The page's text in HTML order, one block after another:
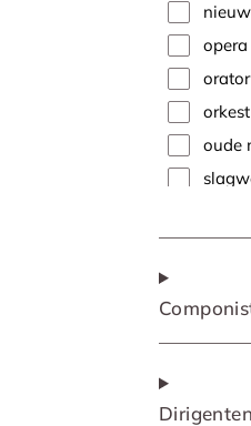
opera
oude
Dirigenten